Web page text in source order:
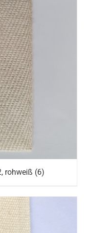
rohweiß (6)